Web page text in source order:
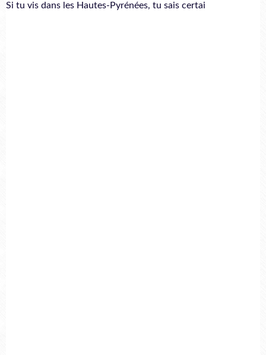
Si tu vis dans les Hautes-Pyrénées, tu sais certai